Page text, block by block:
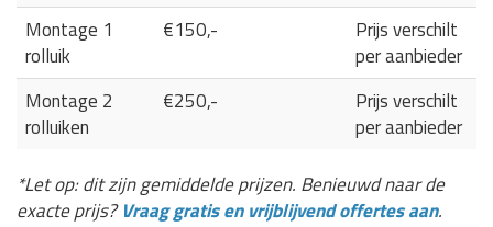
Montage 1
rolluik
€150,-
Prijs verschilt
per aanbieder
Montage 2
rolluiken
€250,-
Prijs verschilt
per aanbieder
*Let op: dit zijn gemiddelde prijzen. Benieuwd naar de
exacte prijs?Vraag gratis en vrijblijvend offertes aan.